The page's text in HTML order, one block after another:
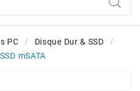
PC
Disque Dur & SSD
mSATA